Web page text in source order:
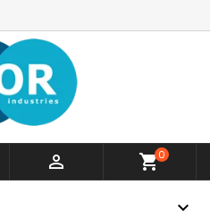
 shopping_cart0